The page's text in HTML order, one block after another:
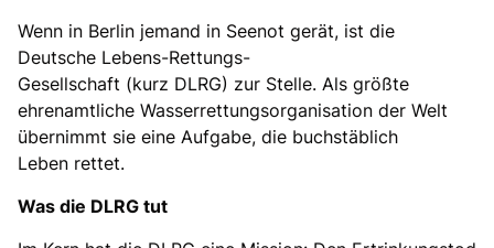
Wenn in Berlin jemand in Seenot gerät, ist die
Deutsche Lebens-Rettungs-
Gesellschaft (kurz DLRG) zur Stelle. Als größte
ehrenamtliche Wasserrettungsorganisation der Welt
übernimmt sie eine Aufgabe, die buchstäblich
Leben rettet.
Was die DLRG tut